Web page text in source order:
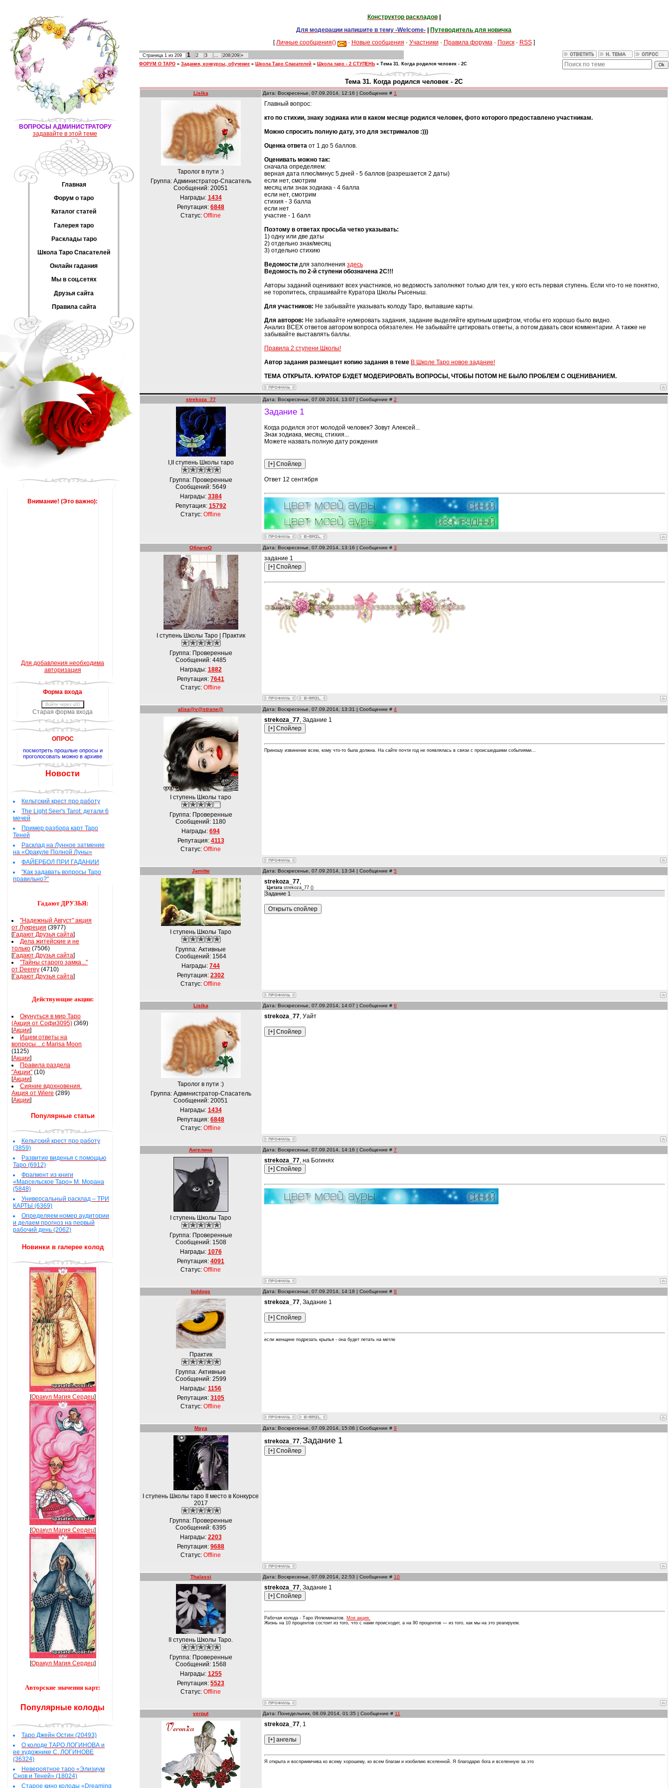
ВОПРОСЫ АДМИНИСТРАТОРУ
задавайте в этой теме
Главная
Форум о таро
Каталог статей
Галерея таро
Расклады таро
Школа Таро Спасателей
Онлайн гадания
Мы в соц.сетях
Друзья сайта
Правила сайта
Внимание! (Это важно):
Для добавления необходима
авторизация
Форма входа
Войти через uID
Старая форма входа
ОПРОС
посмотреть прошлые опросы и
проголосовать можно в архиве
Новости
Кельтский крест про работу
The Light Seer's Tarot: детали 6
мечей
Пример разбора карт Таро
Теней
Расклад на Лунное затмение
на «Оракуле Полной Луны»
ФАЙЕРБОЛ ПРИ ГАДАНИИ
"Как задавать вопросы Таро
правильно?"
Гадают ДРУЗЬЯ:
"Надежный Август" акция
от Лукреция (3977)
[Гадают Друзья сайта]
Дела житейские и не
только (7506)
[Гадают Друзья сайта]
"Тайны старого замка..."
от Deerey (4710)
[Гадают Друзья сайта]
Действующие акции:
Окунуться в мир Таро
(Акция от Софи3095) (369)
[Акции]
Ищем ответы на
вопросы....с Marisa Moon
(1125)
[Акции]
Правила раздела
"Акции" (10)
[Акции]
Сияние вдохновения.
Акция от Wiere (289)
[Акции]
Популярные статьи
Кельтский крест про работу
(3859)
Развитие виденья с помощью
Таро (6912)
Фрагмент из книги
«Марсельское Таро» М. Морана
(5848)
Универсальный расклад – ТРИ
КАРТЫ (6369)
Определяем номер аудитории
и делаем прогноз на первый
рабочий день (2062)
Новинки в галерее колод
[Оракул Магия Сердец]
[Оракул Магия Сердец]
[Оракул Магия Сердец]
Авторские значения карт:
Популярные колоды
Таро Джейн Остин (20493)
О колоде ТАРО ЛОГИНОВА и
ее художнике С. ЛОГИНОВЕ
(36324)
Невероятное таро «Элизиум
Снов и Теней» (18024)
Старое кино колоды «Dreaming
Конструктор раскладов|
Для модерации напишите в тему -Welcome-
Путеводитель для новичка
[ Личные сообщения() · Новые сообщения · Участники · Правила форума · Поиск· RSS]
Страница 1 из 209 1 2 3 … 208 209 »
ФОРУМ О ТАРО » Задания, конкурсы, обучение » Школа Таро Спасателей » Школа таро - 2 СТУПЕНЬ » Тема 31. Когда родился человек - 2С
Тема 31. Когда родился человек - 2С
Lisika Дата: Воскресенье, 07.09.2014, 12:16 | Сообщение # 1
Таролог в пути :)
Группа: Администратор-Спасатель
Сообщений: 20051
Награды: 1434
Репутация: 6848
Статус: Offline
Главный вопрос:
кто по стихии, знаку зодиака или в каком месяце родился человек, фото которого предоставлено участникам.
Можно спросить полную дату, это для экстрималов :)))
Оценка ответа от 1 до 5 баллов.
Оценивать можно так:
сначала определяем:
верная дата плюс/минус 5 дней - 5 баллов (разрешается 2 даты)
если нет, смотрим
месяц или знак зодиака - 4 балла
если нет, смотрим
стихия - 3 балла
если нет
участие - 1 балл
Поэтому в ответах просьба четко указывать:
1) одну или две даты
2) отдельно знак/месяц
3) отдельно стихию
Ведомости для заполнения здесь
Ведомость по 2-й ступени обозначена 2С!!!
Авторы заданий оценивают всех участников, но ведомость заполняют только для тех, у кого есть первая ступень. Если что-то не понятно,
не торопитесь, спрашивайте Куратора Школы Рысеныш.
Для участников: Не забывайте указывать колоду Таро, выпавшие карты.
Для авторов: Не забывайте нумеровать задания, задание выделяйте крупным шрифтом, чтобы его хорошо было видно.
Анализ ВСЕХ ответов автором вопроса обязателен. Не забывайте цитировать ответы, а потом давать свои комментарии. А также не
забывайте выставлять баллы.
Правила 2 ступени Школы!
Автор задания размещает копию задания в теме В Школе Таро новое задание!
ТЕМА ОТКРЫТА. КУРАТОР БУДЕТ МОДЕРИРОВАТЬ ВОПРОСЫ, ЧТОБЫ ПОТОМ НЕ БЫЛО ПРОБЛЕМ С ОЦЕНИВАНИЕМ.
strekoza_77 Дата: Воскресенье, 07.09.2014, 13:07 | Сообщение # 2
I,ІІ ступень Школы таро
Группа: Проверенные
Сообщений: 5649
Награды: 3384
Репутация: 15792
Статус: Offline
Задание 1
Когда родился этот молодой человек? Зовут Алексей...
Знак зодиака, месяц, стихия...
Можете назвать полную дату рождения
Ответ 12 сентября
ОблачкО Дата: Воскресенье, 07.09.2014, 13:16 | Сообщение # 3
I ступень Школы Таро | Практик
Группа: Проверенные
Сообщений: 4485
Награды: 1882
Репутация: 7641
Статус: Offline
задание 1
alisa@v@strane@ Дата: Воскресенье, 07.09.2014, 13:31 | Сообщение # 4
I ступень Школы таро
Группа: Проверенные
Сообщений: 1180
Награды: 694
Репутация: 4113
Статус: Offline
strekoza_77, Задание 1
Приношу извинение всем, кому что-то была должна. На сайте почти год не появлялась в связи с происшедшими событиями...
Jamitte Дата: Воскресенье, 07.09.2014, 13:34 | Сообщение # 5
І ступень Школы Таро
Группа: Активные
Сообщений: 1564
Награды: 744
Репутация: 2302
Статус: Offline
strekoza_77,
Цитата strekoza_77 ()
Задание 1
Lisika Дата: Воскресенье, 07.09.2014, 14:07 | Сообщение # 6
Таролог в пути :)
Группа: Администратор-Спасатель
Сообщений: 20051
Награды: 1434
Репутация: 6848
Статус: Offline
strekoza_77, Уайт
Ангелина Дата: Воскресенье, 07.09.2014, 14:16 | Сообщение # 7
I ступень Школы Таро
Группа: Проверенные
Сообщений: 1508
Награды: 1076
Репутация: 4091
Статус: Offline
strekoza_77, на Богинях
boldogs Дата: Воскресенье, 07.09.2014, 14:18 | Сообщение # 8
Практик
Группа: Активные
Сообщений: 2599
Награды: 1156
Репутация: 3105
Статус: Offline
strekoza_77, Задание 1
если женщине подрезать крылья - она будет летать на метле
Maya Дата: Воскресенье, 07.09.2014, 15:06 | Сообщение # 9
I ступень Школы таро II место в Конкурсе
2017
Группа: Проверенные
Сообщений: 6395
Награды: 2203
Репутация: 9688
Статус: Offline
strekoza_77, Задание 1
Thalassi Дата: Воскресенье, 07.09.2014, 22:53 | Сообщение # 10
IІ ступень Школы Таро.
Группа: Проверенные
Сообщений: 1568
Награды: 1255
Репутация: 5523
Статус: Offline
strekoza_77, Задание 1
Рабочая колода - Таро Иллюминатов. Моя акция.
Жизнь на 10 процентов состоит из того, что с нами происходит, а на 90 процентов — из того, как мы на это реагируем.
verput Дата: Понедельник, 08.09.2014, 01:35 | Сообщение # 11
strekoza_77, 1
Я открыта и восприимчива ко всему хорошему, ко всем благам и изобилию вселенной. Я благодарю бога и вселенную за это